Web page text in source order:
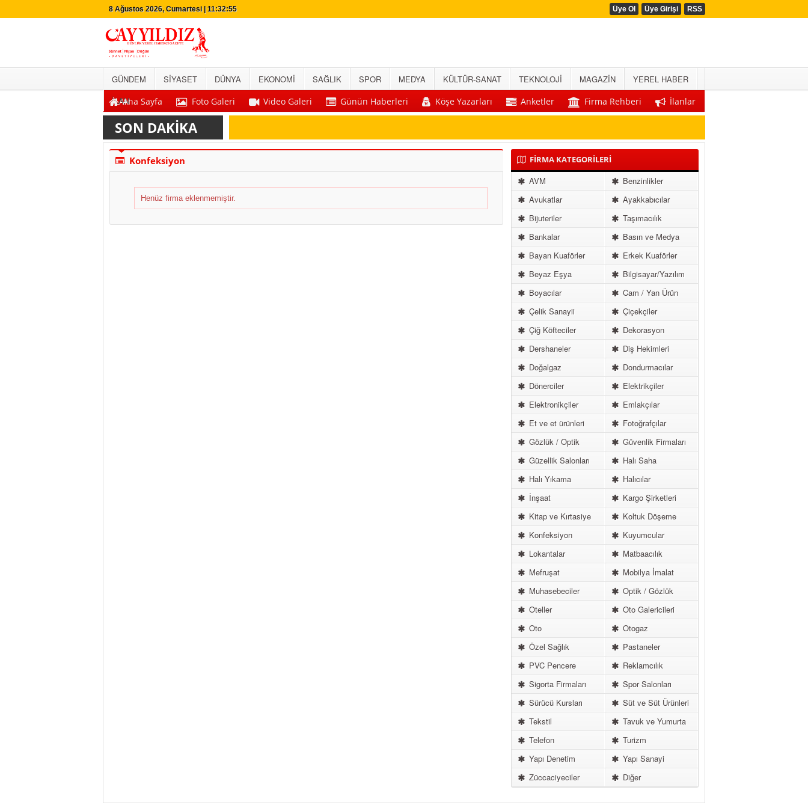
8 Ağustos 2026, Cumartesi | 11:32:55 Üye Ol Üye Girişi RSS
GÜNDEM SİYASET DÜNYA EKONOMİ SAĞLIK SPOR MEDYA KÜLTÜR-SANAT TEKNOLOJİ MAGAZİN
YEREL HABER
İLANAna Sayfa Foto Galeri Video Galeri Günün Haberleri Köşe Yazarları Anketler Firma Rehberi İlanlar
SON DAKİKA
Konfeksiyon
Henüz firma eklenmemiştir.
FİRMA KATEGORİLERİ
AVM
Benzinlikler
Avukatlar
Ayakkabıcılar
Bijuteriler
Taşımacılık
Bankalar
Basın ve Medya
Bayan Kuaförler
Erkek Kuaförler
Beyaz Eşya
Bilgisayar/Yazılım
Boyacılar
Cam / Yan Ürün
Çelik Sanayii
Çiçekçiler
Çiğ Köfteciler
Dekorasyon
Dershaneler
Diş Hekimleri
Doğalgaz
Dondurmacılar
Dönerciler
Elektrikçiler
Elektronikçiler
Emlakçılar
Et ve et ürünleri
Fotoğrafçılar
Gözlük / Optik
Güvenlik Firmaları
Güzellik Salonları
Halı Saha
Halı Yıkama
Halıcılar
İnşaat
Kargo Şirketleri
Kitap ve Kırtasiye
Koltuk Döşeme
Konfeksiyon
Kuyumcular
Lokantalar
Matbaacılık
Mefruşat
Mobilya İmalat
Muhasebeciler
Optik / Gözlük
Oteller
Oto Galericileri
Oto
Otogaz
Özel Sağlık
Pastaneler
PVC Pencere
Reklamcılık
Sigorta Firmaları
Spor Salonları
Sürücü Kursları
Süt ve Süt Ürünleri
Tekstil
Tavuk ve Yumurta
Telefon
Turizm
Yapı Denetim
Yapı Sanayi
Züccaciyeciler
Diğer